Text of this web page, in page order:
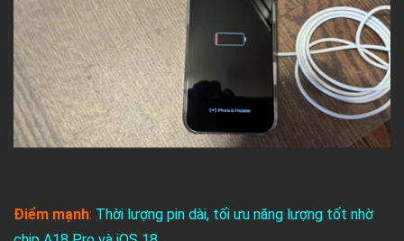
Điểm mạnh: Thời lượng pin dài, tối ưu năng lượng tốt nhờ